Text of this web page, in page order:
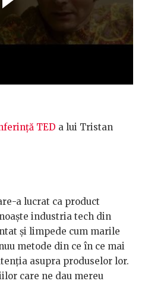
TED a lui Tristan
a lucrat ca product
industria tech din
și limpede cum marile
metode din ce în ce mai
asupra produselor lor.
care ne dau mereu